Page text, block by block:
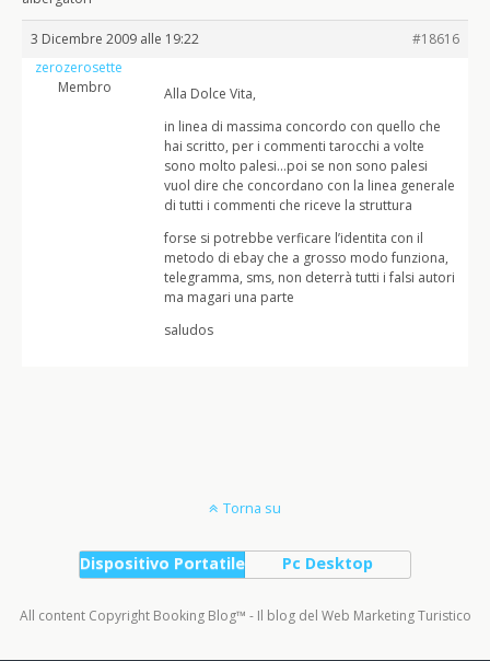
3 Dicembre 2009 alle 19:22
#18616
zerozerosette
Membro
Alla Dolce Vita,
in linea di massima concordo con quello che
hai scritto, per i commenti tarocchi a volte
sono molto palesi…poi se non sono palesi
vuol dire che concordano con la linea generale
di tutti i commenti che riceve la struttura
forse si potrebbe verficare l’identita con il
metodo di ebay che a grosso modo funziona,
telegramma, sms, non deterrà tutti i falsi autori
ma magari una parte
saludos
Torna su
Dispositivo Portatile Pc Desktop
All content Copyright Booking Blog™ - Il blog del Web Marketing Turistico